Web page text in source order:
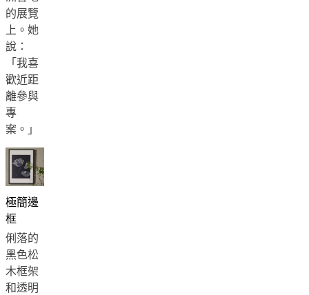
外
空
間
小
間
居
家
書
房
BoConcept
Christensen
啟
發
客
戶
服
的展覽
上。她
說：
「我喜
歡近距
離參與
專
案。」
極簡邊
框
俐落的
黑色松
木框架
和透明